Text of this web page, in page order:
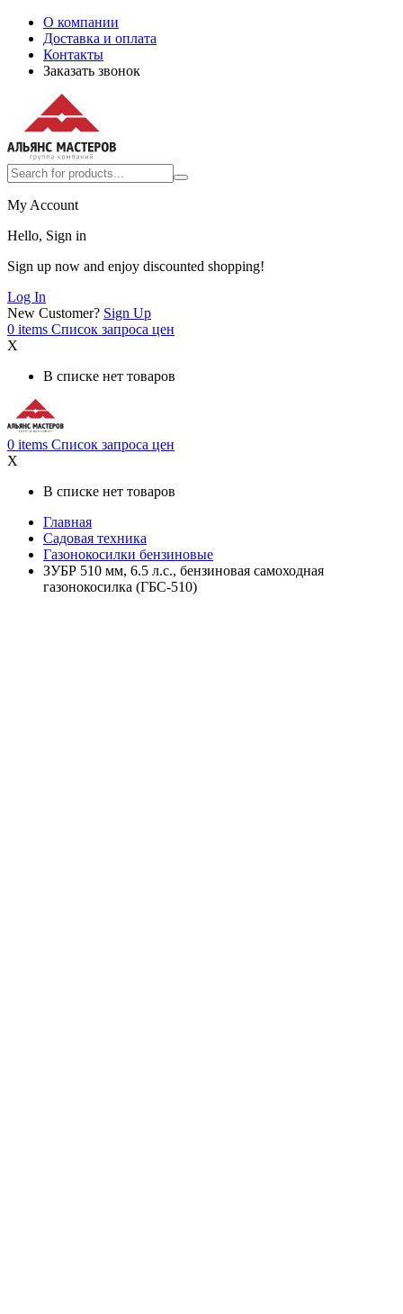
О компании
Доставка и оплата
Контакты
Заказать звонок
My Account
Hello, Sign in
Sign up now and enjoy discounted shopping!
Log In
New Customer? Sign Up
0 items Список запроса цен
X
В списке нет товаров
0 items Список запроса цен
X
В списке нет товаров
Главная
Садовая техника
Газонокосилки бензиновые
ЗУБР 510 мм, 6.5 л.с., бензиновая самоходная
газонокосилка (ГБС-510)